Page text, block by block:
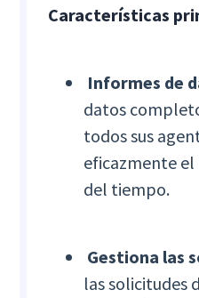
Características
Informes de
datos
todos sus
eficazmente
del tiempo.
Gestiona las
las solicitudes